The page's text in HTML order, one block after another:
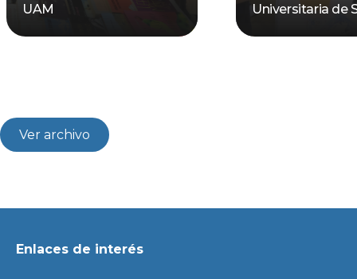
UAM
Universitaria de
Ver archivo
Enlaces de interés